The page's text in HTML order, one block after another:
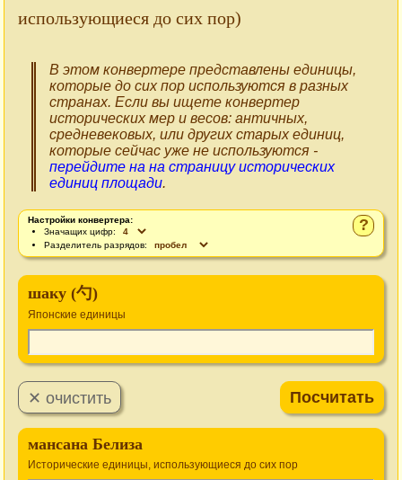
использующиеся до сих пор)
В этом конвертере представлены единицы,
которые до сих пор используются в разных
странах. Если вы ищете конвертер
исторических мер и весов: античных,
средневековых, или других старых единиц,
которые сейчас уже не используются -
перейдите на на страницу исторических
единиц площади.
?
Настройки конвертера:
Значащих цифр:
Разделитель разрядов:
шаку (勺)
Японские единицы
мансана Белиза
Исторические единицы, использующиеся до сих пор